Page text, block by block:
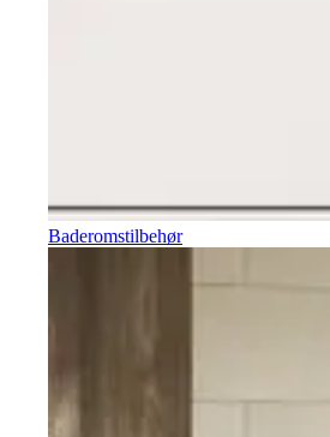
Baderomstilbehør